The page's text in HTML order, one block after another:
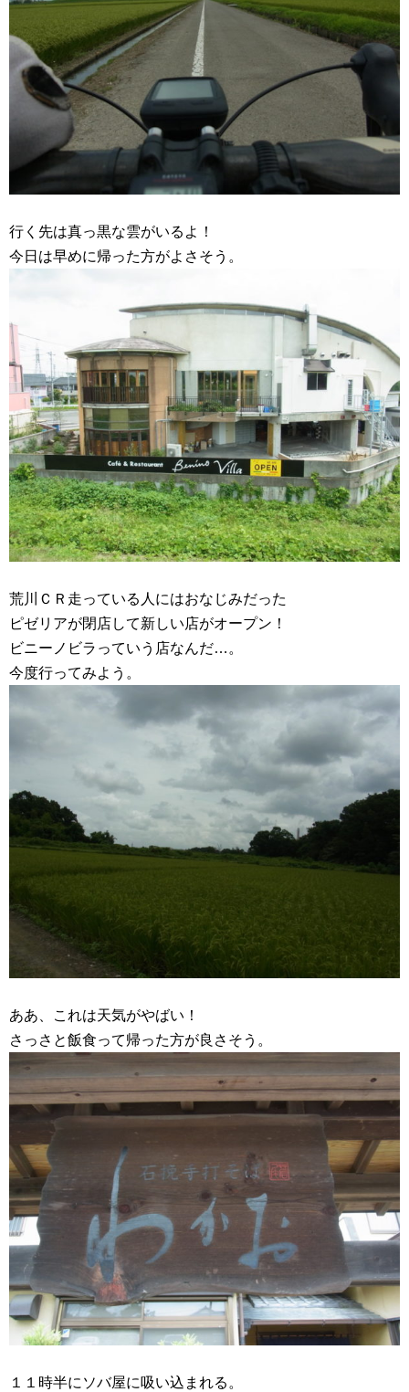
行く先は真っ黒な雲がいるよ！
今日は早めに帰った方がよさそう。
荒川ＣＲ走っている人にはおなじみだった
ピゼリアが閉店して新しい店がオープン！
ビニーノビラっていう店なんだ…。
今度行ってみよう。
ああ、これは天気がやばい！
さっさと飯食って帰った方が良さそう。
１１時半にソバ屋に吸い込まれる。